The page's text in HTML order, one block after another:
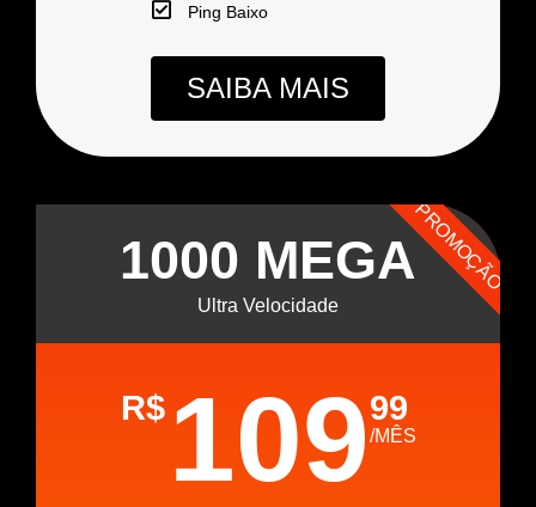
Ping Baixo
SAIBA MAIS
1000 MEGA
Ultra Velocidade
R$ 10999
/MÊS
PROMOÇÃO